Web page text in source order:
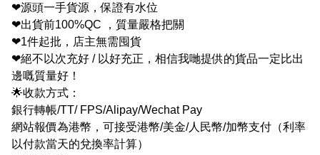
❤源頭一手貨源，保證有水位
❤出貨前100%QC ，質量嚴格把關
❤1件起批，店主無需囤貨
❤絕不以次充好 / 以好充正，相信我哋提供的貨品一定比出
邊嘅質量好！
🌟收款方式：
銀行轉帳/TT/ FPS/Alipay/Wechat Pay
網站報價為港幣，可接受港幣/美金/人民幣/加幣支付（利率
以付款當天的兌換率計算）